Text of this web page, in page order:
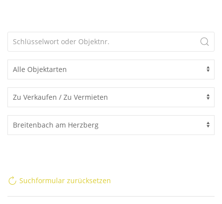
Suchformular zurücksetzen